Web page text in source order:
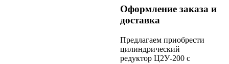
Оформление заказа и
доставка
Предлагаем приобрести
цилиндрический
редуктор Ц2У-200 с